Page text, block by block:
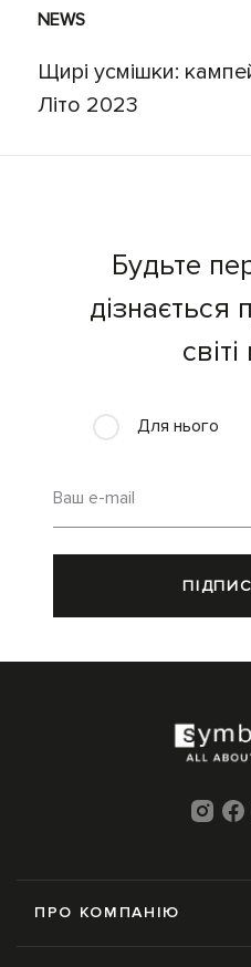
NEWS
Щирі усмішки:
Літо 2023
Будьте
дізнається
Для нього
Ваш e-mail
ПРО КОМПАНІЮ